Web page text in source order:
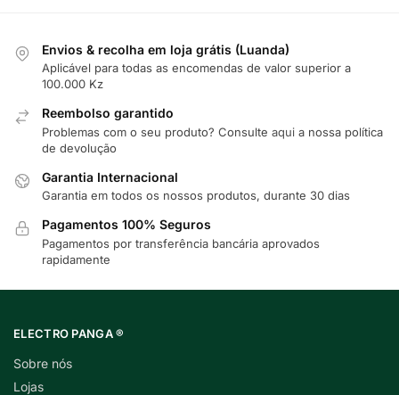
Envios & recolha em loja grátis (Luanda)
Aplicável para todas as encomendas de valor superior a
100.000 Kz
Reembolso garantido
Problemas com o seu produto? Consulte aqui a nossa política
de devolução
Garantia Internacional
Garantia em todos os nossos produtos, durante 30 dias
Pagamentos 100% Seguros
Pagamentos por transferência bancária aprovados
rapidamente
ELECTRO PANGA ®
Sobre nós
Lojas